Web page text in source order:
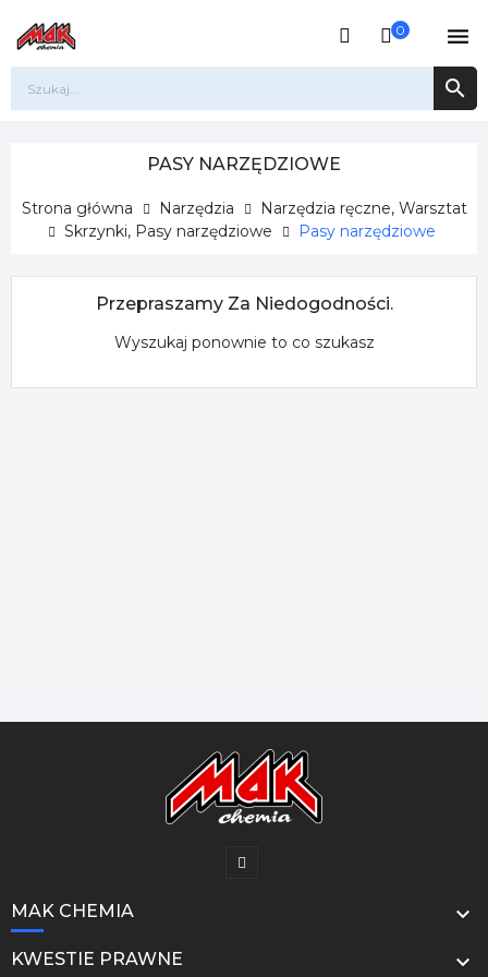
0 

PASY NARZĘDZIOWE
Strona główna Narzędzia
Narzędzia ręczne, Warsztat
Skrzynki, Pasy narzędziowe
Pasy narzędziowe
Przepraszamy Za Niedogodności.
Wyszukaj ponownie to co szukasz
MAK CHEMIA 
KWESTIE PRAWNE 